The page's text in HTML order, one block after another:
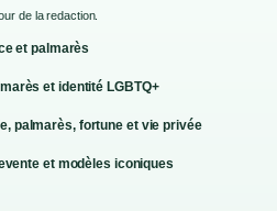
de la redaction.
et palmarès
et identité LGBTQ+
palmarès, fortune et vie privée
et modèles iconiques